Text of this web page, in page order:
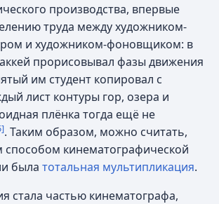
производства, впервые
труда между художником-
и художником-фоновщиком: в
прорисовывал фазы движения
им студент копировал с
лист контуры гор, озера и
плёнка тогда ещё не
. Таким образом, можно считать,
кинематографической
была тотальная мультипликация.
стала частью кинематографа,